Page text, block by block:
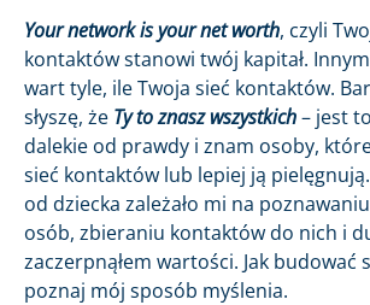
Your network is your net worth, czyli
kontaktów stanowi twój kapitał.
wart tyle, ile Twoja sieć kontaktów.
słyszę, że Ty to znasz wszystkich– jest
dalekie od prawdy i znam osoby,
sieć kontaktów lub lepiej ją
od dziecka zależało mi na
osób, zbieraniu kontaktów do nich i
zaczerpnąłem wartości. Jak budować
poznaj mój sposób myślenia.